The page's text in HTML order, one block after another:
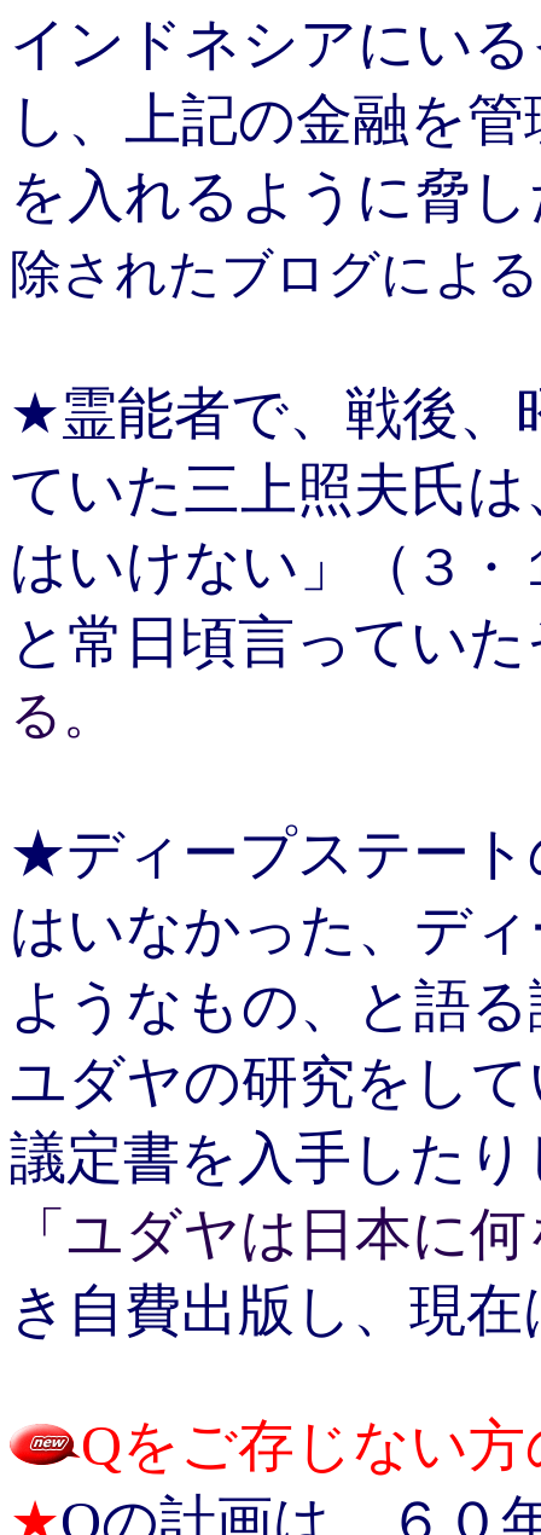
インドネシアにい
し、上記の金融を
を入れるように脅
除されたブログによる
★霊能者で、戦後、
ていた三上照夫氏
はいけない」（ ３
と常日頃言ってい
る。
★ディープステート
はいなかった、デ
ようなもの、と語
ユダヤの研究をし
議定書を入手した
「ユダヤは日本に
き自費出版し、現
Qをご存じない
★Qの計画は、６０